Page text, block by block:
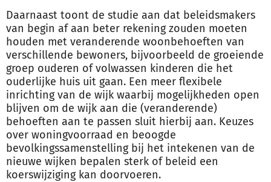
Daarnaast toont de studie aan dat beleidsmakers
van begin af aan beter rekening zouden moeten
houden met veranderende woonbehoeften van
verschillende bewoners, bijvoorbeeld de groeiende
groep ouderen of volwassen kinderen die het
ouderlijke huis uit gaan. Een meer flexibele
inrichting van de wijk waarbij mogelijkheden open
blijven om de wijk aan die (veranderende)
behoeften aan te passen sluit hierbij aan. Keuzes
over woningvoorraad en beoogde
bevolkingssamenstelling bij het intekenen van de
nieuwe wijken bepalen sterk of beleid een
koerswijziging kan doorvoeren.